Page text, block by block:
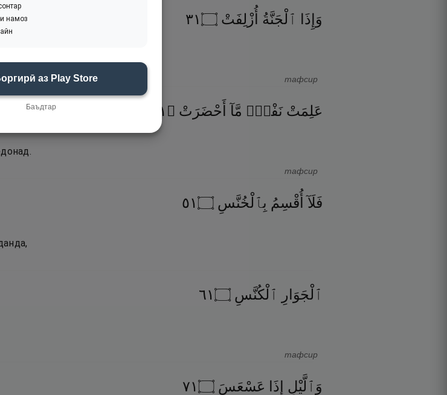
وَإِذَا ٱلْجَنَّةُ أُزْلِفَتْ ۝١٣
тафсир
عَلِمَتْ نَفْسٌۭ مَّآ أَحْضَرَتْ ۝ ١٤
тафсир
فَلَآ أُقْسِمُ بِٱلْخُنَّسِ ۝١٥
ٱلْجَوَارِ ٱلْكُنَّسِ ۝١٦
тафсир
وَٱلَّيْلِ إِذَا عَسْعَسَ ۝١٧
намоз
аз Play Store
Баъдтар